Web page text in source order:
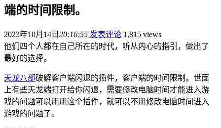
端的时间限制。
2023年10月14日 20:16:55 发表评论 1,815 views
他们四个人都在自己所在的时代，听从内心的指引，做出了
最好的选择。
天龙八部破解客户端闪退的插件，客户端的时间限制。世面
上有些天龙端打开给你闪退，需要修改电脑时间才能进入游
戏的问题可以用用这个插件，就可以不用修改电脑时间进入
游戏的问题了。